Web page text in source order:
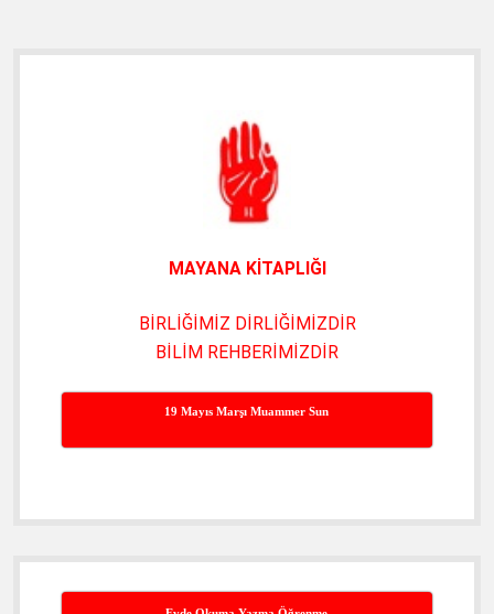
Yan
MAYANA KİTAPLIĞI
BİRLİĞİMİZ DİRLİĞİMİZDİR
BİLİM REHBERİMİZDİR
19 Mayıs Marşı Muammer Sun